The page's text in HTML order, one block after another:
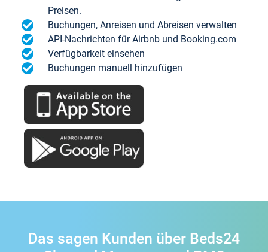
Preisen.
Buchungen, Anreisen und Abreisen verwalten
API-Nachrichten für Airbnb und Booking.com
Verfügbarkeit einsehen
Buchungen manuell hinzufügen
Das sagen Kunden über Beds24